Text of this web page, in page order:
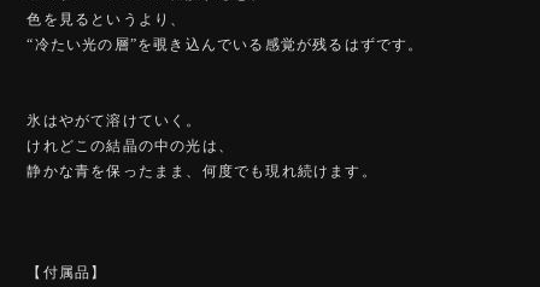
色を見るというより、
“冷たい光の層”を覗き込んでいる感覚が残るはずです。
氷はやがて溶けていく。
けれどこの結晶の中の光は、
静かな青を保ったまま、何度でも現れ続けます。
【付属品】